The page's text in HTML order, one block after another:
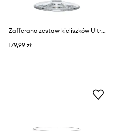
Zafferano zestaw kieliszków Ultralight Goblet 150 ml 2-pack
179,99 zł